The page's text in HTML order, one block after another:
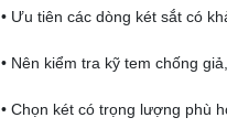
• Ưu tiên các dòng két sắt có
• Nên kiểm tra kỹ tem chống
• Chọn két có trọng lượng phù